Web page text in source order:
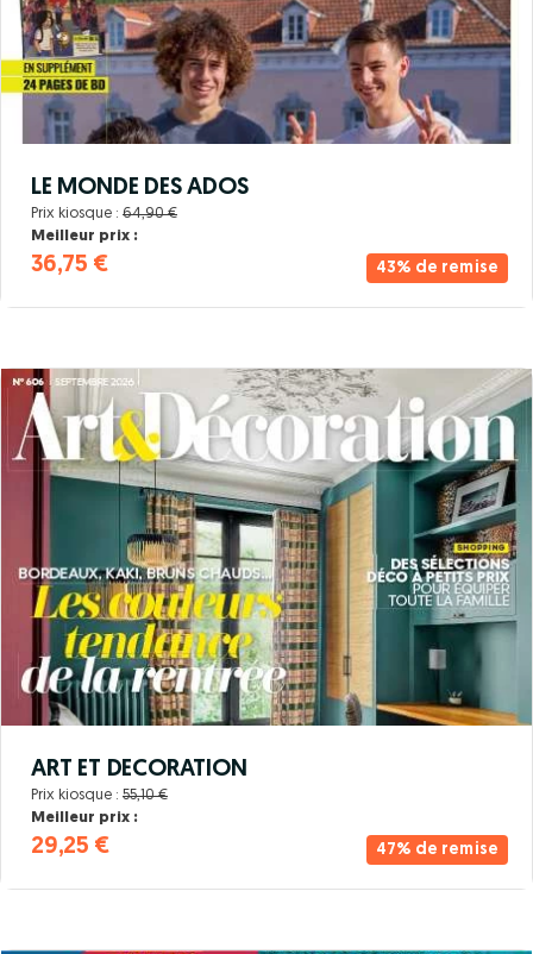
43% de remise
LE MONDE DES ADOS
Prix kiosque : 64,90 €
Meilleur prix :
36,75 €
47% de remise
ART ET DECORATION
Prix kiosque : 55,10 €
Meilleur prix :
29,25 €